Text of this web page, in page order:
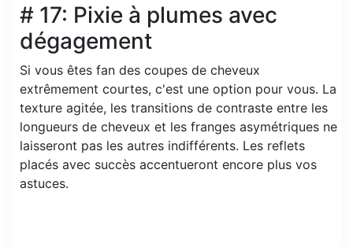
# 17: Pixie à plumes avec
dégagement
Si vous êtes fan des coupes de cheveux
extrêmement courtes, c'est une option pour vous. La
texture agitée, les transitions de contraste entre les
longueurs de cheveux et les franges asymétriques ne
laisseront pas les autres indifférents. Les reflets
placés avec succès accentueront encore plus vos
astuces.